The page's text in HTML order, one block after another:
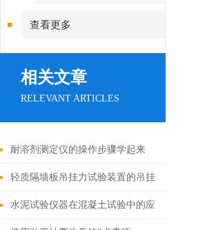
查看更多
相关文章
RELEVANT ARTICLES
耐溶剂测定仪的操作步骤学起来
轻质隔墙板吊挂力试验装置的吊挂
力和抗冲击性能试验
水泥试验仪器在混凝土试验中的应